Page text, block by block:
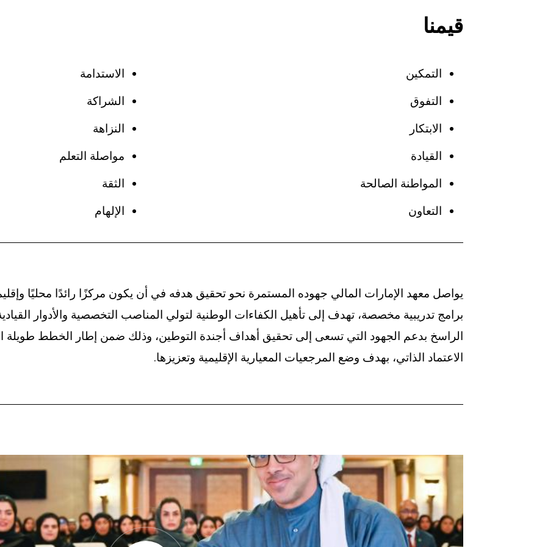
منصة مشتركة تعمل بالذكاء الاصطناعي
قيمنا
التمكين
التفوق
الابتكار
القيادة
المواطنة الصالحة
التعاون
الاستدامة
الشراكة
النزاهة
مواصلة التعلم
الثقة
الإلهام
يواصل معهد الإمارات المالي جهوده المستمرة نحو تحقيق هدفه في أن يكون مركزًا رائدًا محليًا
برامج تدريبية مخصصة، تهدف إلى تأهيل الكفاءات الوطنية لتولي المناصب التخصصية والأدوار القيادية.
الراسخ بدعم الجهود التي تسعى إلى تحقيق أهداف أجندة التوطين، وذلك ضمن إطار الخطط طويلة
الاعتماد الذاتي، بهدف وضع المرجعيات المعيارية الإقليمية وتعزيزها.